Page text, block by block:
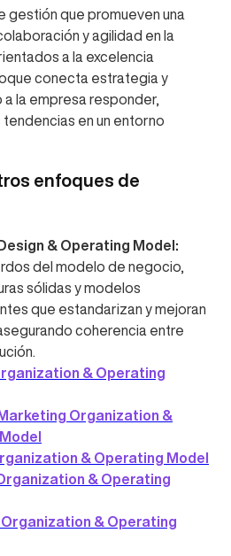
gestión que promueven una
y agilidad en la
a la excelencia
conecta estrategia y
la empresa responder,
en un entorno
enfoques de
& Operating Model:
del modelo de negocio,
sólidas y modelos
que estandarizan y mejoran
coherencia entre
& Operating
Organization &
& Operating Model
& Operating
& Operating